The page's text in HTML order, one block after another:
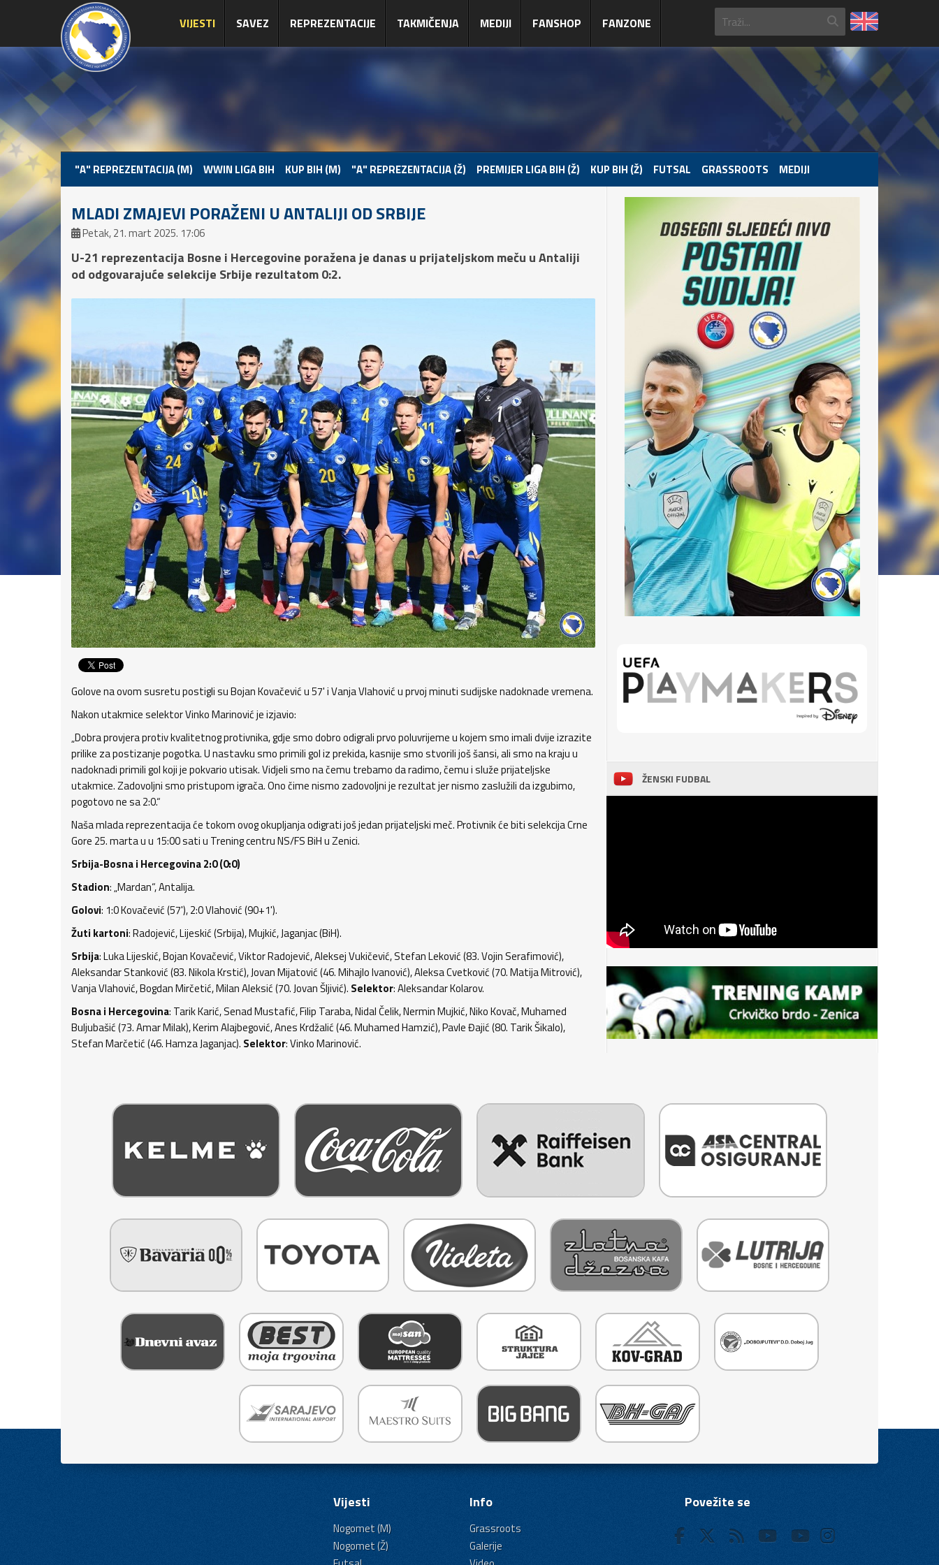
VIJESTI SAVEZ REPREZENTACIJE TAKMIČENJA MEDIJI FANSHOP FANZONE
"A" REPREZENTACIJA (M) WWIN LIGA BIH KUP BIH (M) "A" REPREZENTACIJA (Ž) PREMIJER LIGA BIH (Ž) KUP BIH (Ž) FUTSAL GRASSROOTS MEDIJI
MLADI ZMAJEVI PORAŽENI U ANTALIJI OD SRBIJE
Petak, 21. mart 2025. 17:06
U-21 reprezentacija Bosne i Hercegovine poražena je danas u prijateljskom meču u Antaliji
od odgovarajuće selekcije Srbije rezultatom 0:2.
Golove na ovom susretu postigli su Bojan Kovačević u 57' i Vanja Vlahović u prvoj minuti sudijske nadoknade vremena.
Nakon utakmice selektor Vinko Marinović je izjavio:
„Dobra provjera protiv kvalitetnog protivnika, gdje smo dobro odigrali prvo poluvrijeme u kojem smo imali dvije izrazite
prilike za postizanje pogotka. U nastavku smo primili gol iz prekida, kasnije smo stvorili još šansi, ali smo na kraju u
nadoknadi primili gol koji je pokvario utisak. Vidjeli smo na čemu trebamo da radimo, čemu i služe prijateljske
utakmice. Zadovoljni smo pristupom igrača. Ono čime nismo zadovoljni je rezultat jer nismo zaslužili da izgubimo,
pogotovo ne sa 2:0.“
Naša mlada reprezentacija će tokom ovog okupljanja odigrati još jedan prijateljski meč. Protivnik će biti selekcija Crne
Gore 25. marta u u 15:00 sati u Trening centru NS/FS BiH u Zenici.
Srbija-Bosna i Hercegovina 2:0 (0:0)
Stadion: „Mardan“, Antalija.
Golovi: 1:0 Kovačević (57'), 2:0 Vlahović (90+1').
Žuti kartoni: Radojević, Lijeskić (Srbija), Mujkić, Jaganjac (BiH).
Srbija: Luka Lijeskić, Bojan Kovačević, Viktor Radojević, Aleksej Vukičević, Stefan Leković (83. Vojin Serafimović),
Aleksandar Stanković (83. Nikola Krstić), Jovan Mijatović (46. Mihajlo Ivanović), Aleksa Cvetković (70. Matija Mitrović),
Vanja Vlahović, Bogdan Mirčetić, Milan Aleksić (70. Jovan Šljivić). Selektor: Aleksandar Kolarov.
Bosna i Hercegovina: Tarik Karić, Senad Mustafić, Filip Taraba, Nidal Čelik, Nermin Mujkić, Niko Kovač, Muhamed
Buljubašić (73. Amar Milak), Kerim Alajbegović, Anes Krdžalić (46. Muhamed Hamzić), Pavle Đajić (80. Tarik Šikalo),
Stefan Marčetić (46. Hamza Jaganjac). Selektor: Vinko Marinović.
ŽENSKI FUDBAL
Vijesti
Nogomet (M)
Nogomet (Ž)
Info
Grassroots
Galerije
Povežite se